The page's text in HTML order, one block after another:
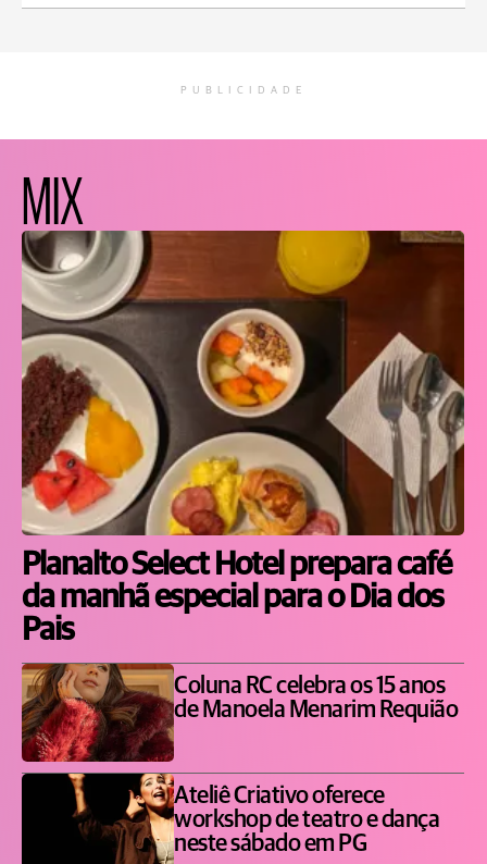
PUBLICIDADE
MIX
Planalto Select Hotel prepara café
da manhã especial para o Dia dos
Pais
Coluna RC celebra os 15 anos
de Manoela Menarim Requião
Ateliê Criativo oferece
workshop de teatro e dança
neste sábado em PG